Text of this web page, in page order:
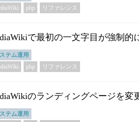
php リファレンス
で最初の一文字目が強制的
テム運用
php リファレンス
のランディングページを変
テム運用